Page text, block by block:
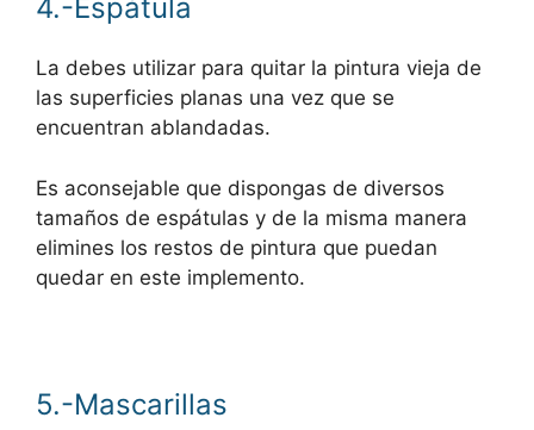
4.-Espátula
La debes utilizar para quitar la pintura vieja de
las superficies planas una vez que se
encuentran ablandadas.
Es aconsejable que dispongas de diversos
tamaños de espátulas y de la misma manera
elimines los restos de pintura que puedan
quedar en este implemento.
5.-Mascarillas